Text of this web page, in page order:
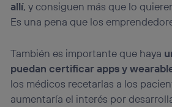
allí, y consiguen más que lo
Es una pena que los
También es importante que haya
puedan certificar apps y
los médicos recetarlas a los
aumentaría el interés por